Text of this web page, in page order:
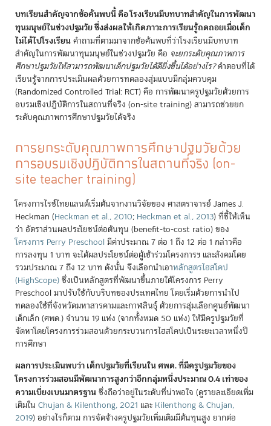
บทเรียนสำคัญจากข้อค้นพบนี้ คือ โรงเรียนมีบทบาทสำคัญในการพัฒนา
ทุนมนุษย์ในช่วงปฐมวัย ซึ่งส่งผลให้เกิดภาวะการเรียนรู้ถดถอยเมื่อเด็ก
ไม่ได้ไปโรงเรียนคำถามที่ตามมาจากข้อค้นพบที่ว่าโรงเรียนมีบทบาท
สำคัญในการพัฒนาทุนมนุษย์ในช่วงปฐมวัย คือ จะยกระดับคุณภาพการ
ศึกษาปฐมวัยให้สามารถพัฒนาเด็กปฐมวัยได้ดียิ่งขึ้นได้อย่างไร?คำตอบที่ได้
เรียนรู้จากการประเมินผลด้วยการทดลองสุ่มแบบมีกลุ่มควบคุม
(Randomized Controlled Trial: RCT) คือ การพัฒนาครูปฐมวัยด้วยการ
อบรมเชิงปฏิบัติการในสถานที่จริง (on-site training) สามารถช่วยยก
ระดับคุณภาพการศึกษาปฐมวัยได้จริง
การยกระดับคุณภาพการศึกษาปฐมวัยด้วย
การอบรมเชิงปฏิบัติการในสถานที่จริง (on-
site teacher training)
โครงการไรซ์ไทยแลนด์เริ่มต้นจากงานวิจัยของ ศาสตราจารย์ James J.
Heckman (Heckman et al., 2010; Heckman et al., 2013)ที่ชี้ให้เห็น
ว่า อัตราส่วนผลประโยชน์ต่อต้นทุน (benefit-to-cost ratio) ของ
โครงการ Perry Preschool มีค่าประมาณ 7 ต่อ 1 ถึง 12 ต่อ 1 กล่าวคือ
การลงทุน 1 บาท จะได้ผลประโยชน์ต่อผู้เข้าร่วมโครงการฯ และสังคมโดย
รวมประมาณ 7 ถึง 12 บาท ดังนั้น จึงเลือกนำเอาหลักสูตรไฮสโคป
(HighScope)ซึ่งเป็นหลักสูตรที่พัฒนาขึ้นภายใต้โครงการ Perry
Preschool มาปรับใช้กับบริบทของประเทศไทย โดยเริ่มด้วยการนำไป
ทดลองใช้ที่จังหวัดมหาสารคามและกาฬสินธุ์ ด้วยการสุ่มเลือกศูนย์พัฒนา
เด็กเล็ก (ศพด.) จำนวน 19 แห่ง (จากทั้งหมด 50 แห่ง) ให้มีครูปฐมวัยที่
จัดหาโดยโครงการร่วมสอนด้วยกระบวนการไฮสโคปเป็นระยะเวลาหนึ่งปี
การศึกษา
ผลการประเมินพบว่า เด็กปฐมวัยที่เรียนใน ศพด. ที่มีครูปฐมวัยของ
โครงการร่วมสอนมีพัฒนาการสูงกว่าอีกกลุ่มหนึ่งประมาณ 0.4 เท่าของ
ความเบี่ยงเบนมาตรฐานซึ่งถือว่าอยู่ในระดับที่น่าพอใจ (ดูรายละเอียดเพิ่ม
เติมใน Chujan & Kilenthong, 2021 และ Kilenthong & Chujan,
2019)อย่างไรก็ตาม การจัดจ้างครูปฐมวัยเพิ่มเติมมีต้นทุนสูง ยากต่อ